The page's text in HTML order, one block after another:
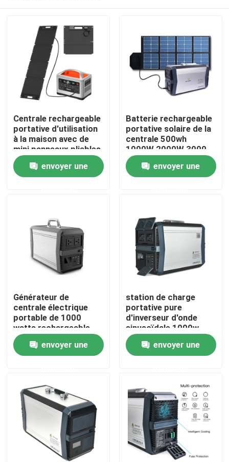
Aperçu
A propos de nous
Visite d'usine
Contrôle de la qualité
Contact
Station solaire de générateur
générateur portatif de centrale
Générateur de panneau solaire
Centrale rechargeable
portative d'utilisation
à la maison avec de
mini panneaux pliables
d'énergie solaire
envoyer une
Batterie rechargeable
portative solaire de la
centrale 500wh
1000W 2000W 3000
W
envoyer une
Générateur de
centrale électrique
portable de 1000
watts rechargeable
273000mAh
envoyer une
station de charge
portative pure
d'inverseur d'onde
sinusoïdale 1000w
pour camper
envoyer une